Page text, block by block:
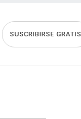
SUSCRIBIRSE GRATIS